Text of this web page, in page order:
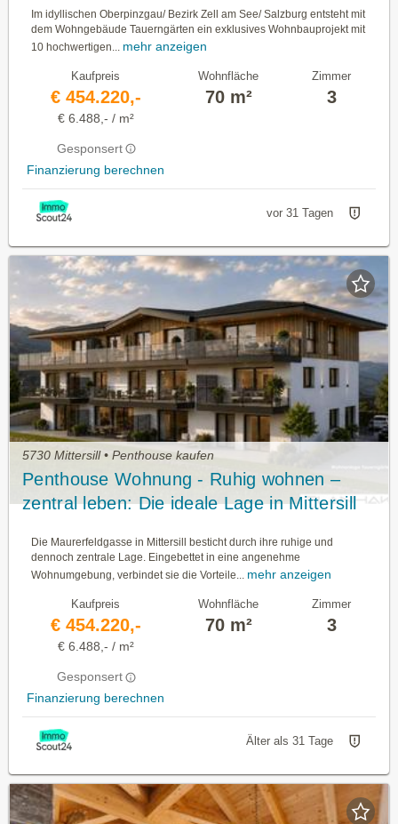
Im idyllischen Oberpinzgau/ Bezirk Zell am See/ Salzburg entsteht mit
dem Wohngebäude Tauerngärten ein exklusives Wohnbauprojekt mit
10 hochwertigen... mehr anzeigen
Kaufpreis
€ 454.220,-
€ 6.488,- / m²
Gesponsert
Finanzierung berechnen
Wohnfläche
70 m²
Zimmer
3
vor 31 Tagen
5730 Mittersill • Penthouse kaufen
Penthouse Wohnung - Ruhig wohnen –
zentral leben: Die ideale Lage in Mittersill
Die Maurerfeldgasse in Mittersill besticht durch ihre ruhige und
dennoch zentrale Lage. Eingebettet in eine angenehme
Wohnumgebung, verbindet sie die Vorteile... mehr anzeigen
Kaufpreis
€ 454.220,-
€ 6.488,- / m²
Gesponsert
Finanzierung berechnen
Wohnfläche
70 m²
Zimmer
3
Älter als 31 Tage